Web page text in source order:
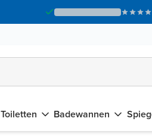
Toiletten Badewannen